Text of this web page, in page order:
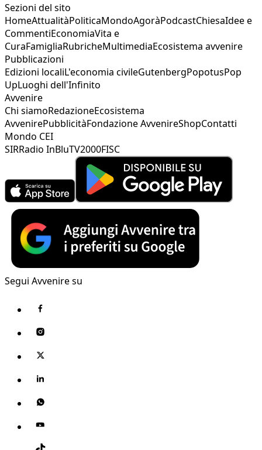
Sezioni del sito
HomeAttualitàPoliticaMondoAgoràPodcastChiesaIdee e
CommentiEconomiaVita e
CuraFamigliaRubricheMultimediaEcosistema avvenire
Pubblicazioni
Edizioni localiL'economia civileGutenbergPopotusPop
UpLuoghi dell'Infinito
Avvenire
Chi siamoRedazioneEcosistema
AvvenirePubblicitàFondazione AvvenireShopContatti
Mondo CEI
SIRRadio InBluTV2000FISC
Segui Avvenire su